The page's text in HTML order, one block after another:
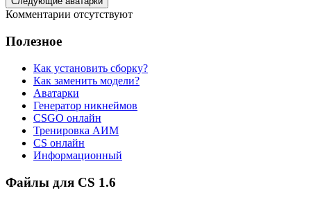
Комментарии отсутствуют
Полезное
Как установить сборку?
Как заменить модели?
Аватарки
Генератор никнеймов
CSGO онлайн
Тренировка АИМ
CS онлайн
Информационный
Файлы для CS 1.6